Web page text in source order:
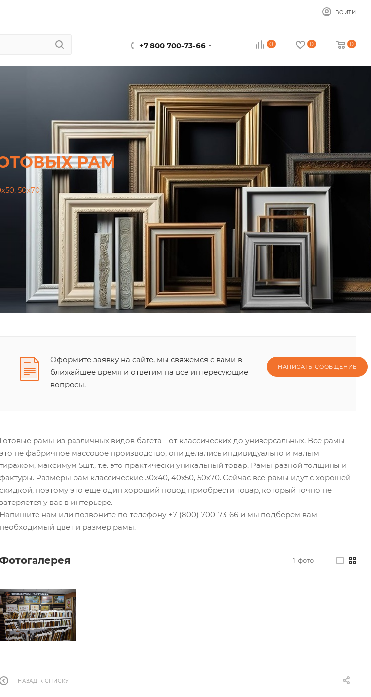
ВОЙТИ
+7 800 700-73-66 0 0 0
РАМ
50х70
Оформите заявку на сайте, мы свяжемся с вами в
ближайшее время и ответим на все интересующие
вопросы.
НАПИСАТЬ СООБЩЕНИЕ
Готовые рамы из различных видов багета - от классических до универсальных. Все рамы -
это не фабричное массовое производство, они делались индивидуально и малым
тиражом, максимум 5шт., т.е. это практически уникальный товар. Рамы разной толщины и
фактуры. Размеры рам классические 30х40, 40х50, 50х70. Сейчас все рамы идут с хорошей
скидкой, поэтому это еще один хороший повод приобрести товар, который точно не
затеряется у вас в интерьере.
Напишите нам или позвоните по телефону +7 (800) 700-73-66 и мы подберем вам
необходимый цвет и размер рамы.
Фотогалерея 1 фото
НАЗАД К СПИСКУ